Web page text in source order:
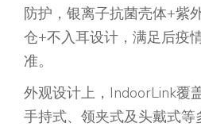
防护，银离子抗菌壳体+紫
仓+不入耳设计，满足后疫
准。
外观设计上，IndoorLink覆
手持式、领夹式及头戴式